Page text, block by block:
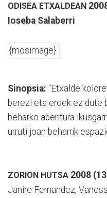
ODISEA ETXALDEAN
Ioseba Salaberri
{mosimage}
Sinopsia: "Etxalde
berezi eta eroek ez dute
beharko abentura
urruti joan beharrik
ZORION HUTSA 2008
Janire Fernandez,